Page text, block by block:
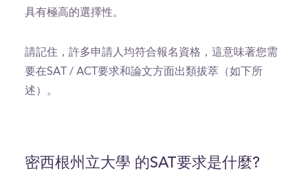
具有極高的選擇性。
請記住，許多申請人均符合報名資格，這意味著您需
要在SAT / ACT要求和論文方面出類拔萃（如下所
述）。
密西根州立大學 的SAT要求是什麼?